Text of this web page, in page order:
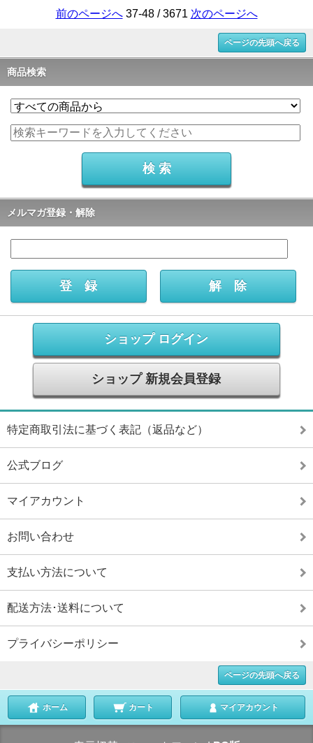
前のページへ37-48 / 3671 次のページへ
ページの先頭へ戻る
商品検索
メルマガ登録・解除
ショップ ログイン
ショップ 新規会員登録
特定商取引法に基づく表記（返品など）
公式ブログ
マイアカウント
お問い合わせ
支払い方法について
配送方法･送料について
プライバシーポリシー
ページの先頭へ戻る
ホーム カート マイアカウント